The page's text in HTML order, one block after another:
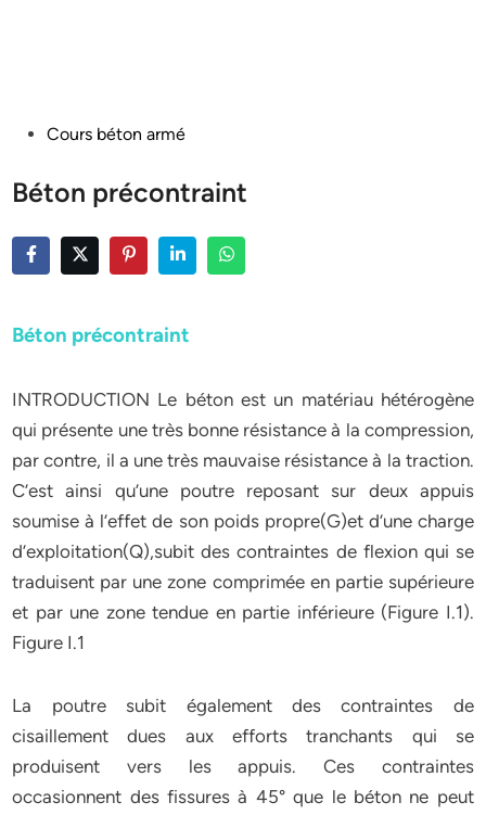
PostedCours béton armé
Béton précontraint
Béton précontraint
INTRODUCTION Le béton est un matériau hétérogène
qui présente une très bonne résistance à la compression,
par contre, il a une très mauvaise résistance à la traction.
C’est ainsi qu’une poutre reposant sur deux appuis
soumise à l’effet de son poids propre(G)et d’une charge
d’exploitation(Q),subit des contraintes de flexion qui se
traduisent par une zone comprimée en partie supérieure
et par une zone tendue en partie inférieure (Figure I.1).
Figure I.1
La poutre subit également des contraintes de
cisaillement dues aux efforts tranchants qui se
produisent vers les appuis. Ces contraintes
occasionnent des fissures à 45° que le béton ne peut